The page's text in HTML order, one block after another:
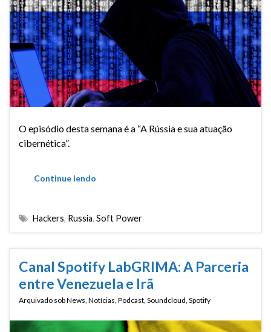
O episódio desta semana é a “A Rússia e sua atuação
cibernética”.
Continue lendo
Hackers, Russia, Soft Power
Canal Spotify LabGRIMA: A Parceria
entre Venezuela e Irã
Arquivado sobNews, Notícias, Podcast, Soundcloud, Spotify